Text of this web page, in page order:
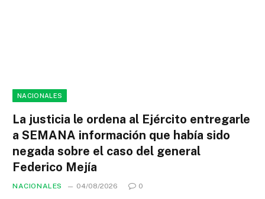
NACIONALES
La justicia le ordena al Ejército entregarle
a SEMANA información que había sido
negada sobre el caso del general
Federico Mejía
NACIONALES 04/08/2026 0